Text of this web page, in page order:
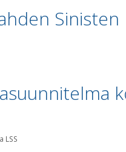
Sinisten
LSS